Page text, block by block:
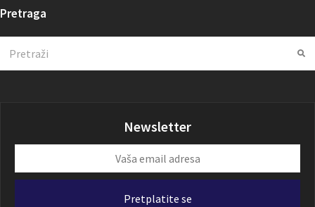
Pretraga
Newsletter
email
Pretplatite se